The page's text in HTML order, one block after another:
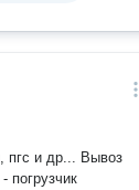
др... Вывоз